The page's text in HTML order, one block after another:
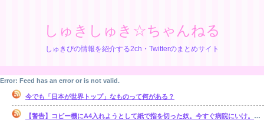
しゅきしゅき☆ちゃんねる
しゅきぴの情報を紹介する2ch・Twitterのまとめサイト
Error: Feed has an error or is not valid.
今でも「日本が世界トップ」なものって何がある？
【警告】コピー機にA4入れようとして紙で指を切った奴。今すぐ病院にいけ。腕一本切断になってもしらんぞ